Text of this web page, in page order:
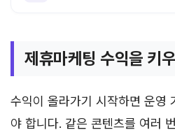
제휴마케팅 수익을 키
수익이 올라가기 시작하면 운영
야 합니다. 같은 콘텐츠를 여러